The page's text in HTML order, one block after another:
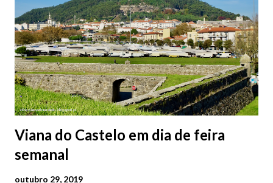
Viana do Castelo em dia de feira
semanal
outubro 29, 2019